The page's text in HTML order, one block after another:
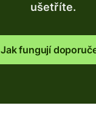
ušetříte.
Jak fungují